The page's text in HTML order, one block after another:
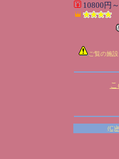
10800円～
ご覧の施
(C)